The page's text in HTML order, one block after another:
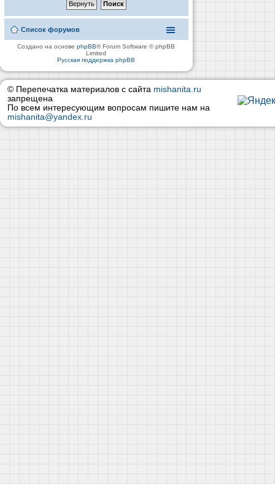
Список форумов
Создано на основеphpBB® Forum Software © phpBB
Limited
Русская поддержка phpBB
© Перепечатка материалов с сайта mishanita.ru
запрещена
По всем интересующим вопросам пишите нам на
mishanita@yandex.ru